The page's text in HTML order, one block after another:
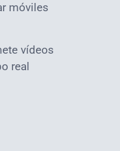
móviles
vídeos
real